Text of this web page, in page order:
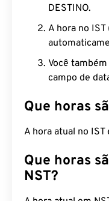
DESTINO.
A hora no
Você
campo de
Que horas
A hora atual no
Que horas
NST?